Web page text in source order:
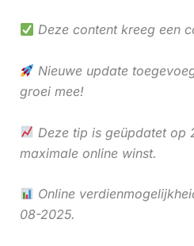
Deze content kreeg een
Nieuwe update
groei mee!
Deze tip is geüpdatet op
maximale online winst.
Online
08-2025.